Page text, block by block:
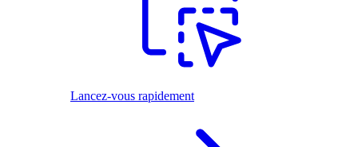
Lancez-vous rapidement